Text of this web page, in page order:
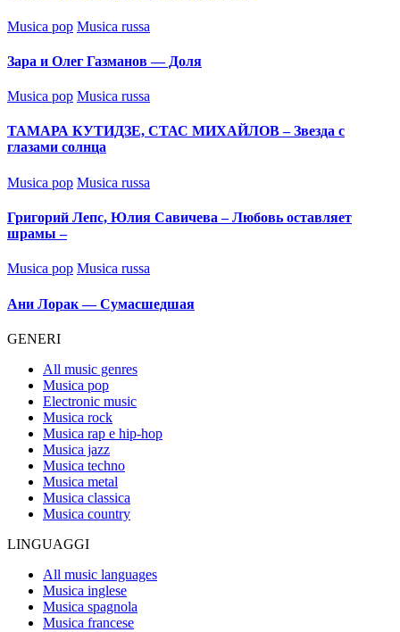
Posted
Musica pop Musica russa
Зара и Олег Газманов — Доля
Posted
Musica pop Musica russa
ТАМАРА КУТИДЗЕ, СТАС МИХАЙЛОВ – Звезда с
глазами солнца
Posted
Musica pop Musica russa
Григорий Лепс, Юлия Савичева – Любовь оставляет
шрамы –
Posted
Musica pop Musica russa
Ани Лорак — Сумасшедшая
GENERI
All music genres
Musica pop
Electronic music
Musica rock
Musica rap e hip-hop
Musica jazz
Musica techno
Musica metal
Musica classica
Musica country
LINGUAGGI
All music languages
Musica inglese
Musica spagnola
Musica francese